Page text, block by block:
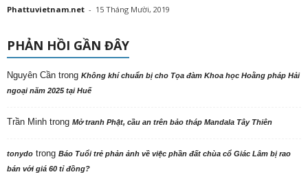
Phattuvietnam.net - 15 Tháng Mười, 2019
PHẢN HỒI GẦN ĐÂY
Nguyên Cần trong Không khí chuẩn bị cho Tọa đàm Khoa học Hoằng pháp Hải
ngoại năm 2025 tại Huế
Trần Minh trong Mở tranh Phật, cầu an trên bảo tháp Mandala Tây Thiên
tonydo trong Báo Tuổi trẻ phản ảnh về việc phần đất chùa cổ Giác Lâm bị rao
bán với giá 60 tỉ đồng?